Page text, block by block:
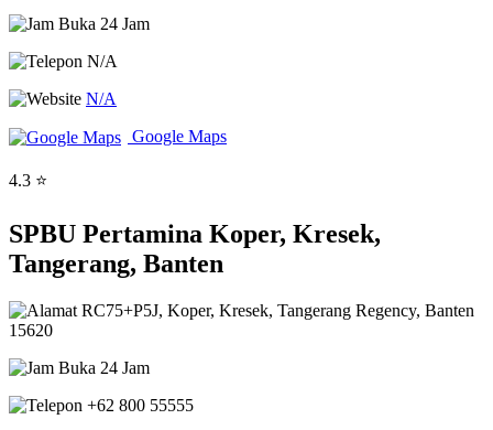
Buka 24 Jam
N/A
N/A
Google Maps
4.3 ⭐
SPBU Pertamina Koper, Kresek,
Tangerang, Banten
RC75+P5J, Koper, Kresek, Tangerang Regency, Banten
15620
Buka 24 Jam
+62 800 55555